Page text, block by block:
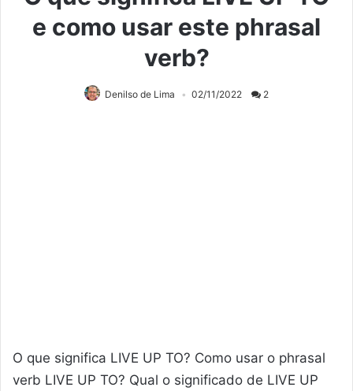
e como usar este phrasal
verb?
Denilso de Lima 02/11/2022 2
O que significa LIVE UP TO? Como usar o phrasal
verb LIVE UP TO? Qual o significado de LIVE UP